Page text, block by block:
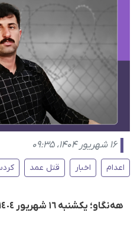
۱۶ شهریور ۱۴۰۴، ۰۹:۳۵
اعدام اخبار قتل عمد
هه‌نگاو؛ یکشنبه ١٦ شهریور ١٤٠٤